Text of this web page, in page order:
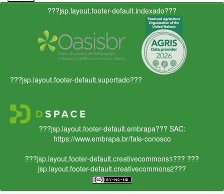
???jsp.layout.footer-default.indexado???
???jsp.layout.footer-default.suportado???
???jsp.layout.footer-default.embrapa??? SAC:
https://www.embrapa.br/fale-conosco
???jsp.layout.footer-default.creativecommons1??? ???
jsp.layout.footer-default.creativecommons2???